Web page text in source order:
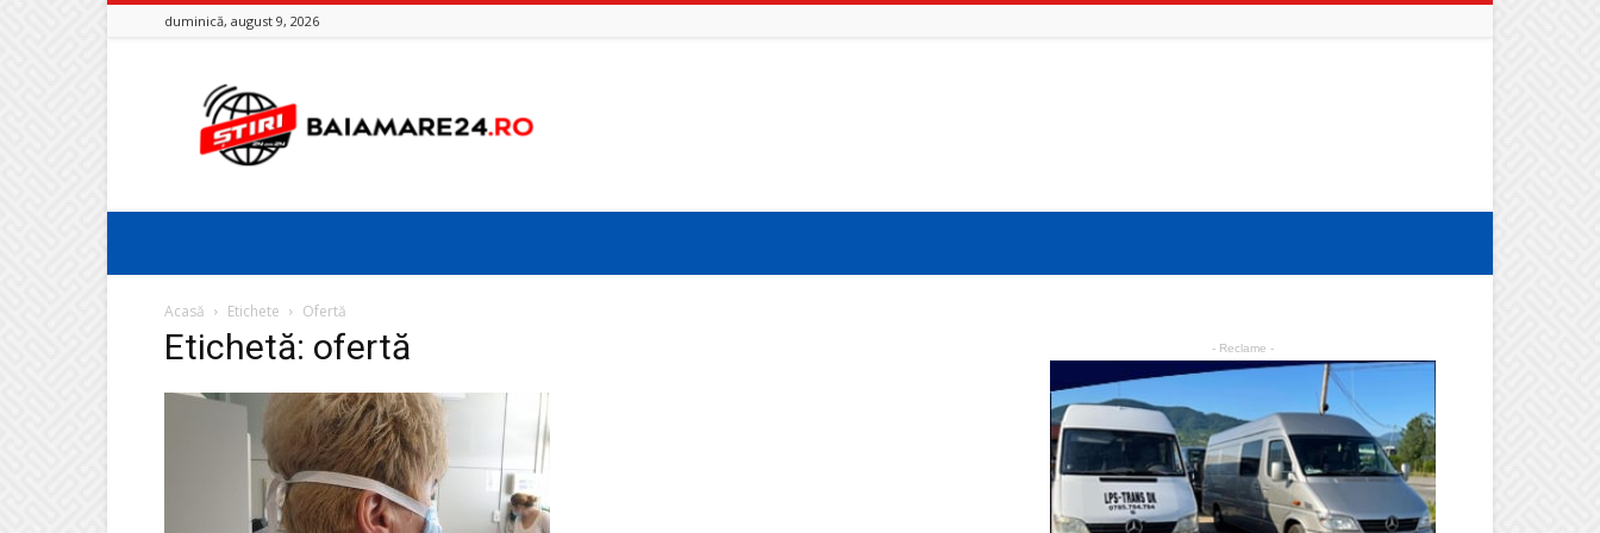
duminică, august 9, 2026
Baia
Mare
24
Acasă Etichete Ofertă
Etichetă: ofertă - Reclame -